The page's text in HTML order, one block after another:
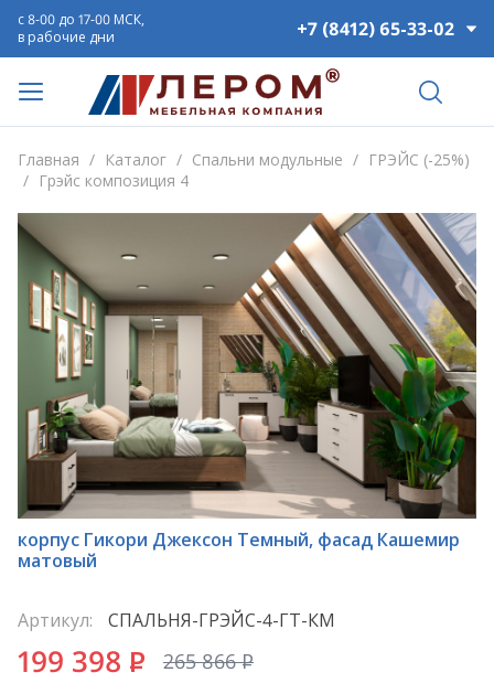
+7 (8412) 65-33-02
с 8-00 до 17-00 МСК,
в рабочие дни
Главная / Каталог / Спальни модульные / ГРЭЙС (-25%)
/ Грэйс композиция 4
*
корпус Гикори Джексон Темный, фасад Кашемир
матовый
Артикул: СПАЛЬНЯ-ГРЭЙС-4-ГТ-КМ
199 398 P 265 866P